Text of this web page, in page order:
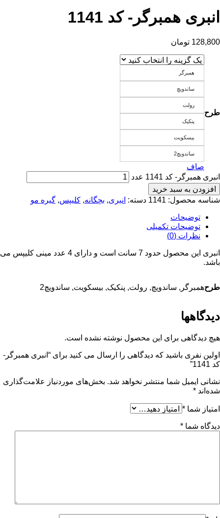
انبری همبرگر- کد 1141
128,800 تومان
طرح
همبرگر
ساندویچ
رولت
پنکیک
بیسکویت
ساندویچ2
صاف
انبری همبرگر- کد 1141 عدد
افزودن به سبد خرید
شناسه محصول: 1141 دسته: انبری, بچگانه, کلیپس, گیره مو
توضیحات
توضیحات تکمیلی
نظرات (0)
انبری این محصول حدود 7 سانت است و دارای 4 عدد مینی کلیپس می
باشد.
طرحهمبرگر, ساندویچ, رولت, پنکیک, بیسکویت, ساندویچ2
دیدگاهها
هیچ دیدگاهی برای این محصول نوشته نشده است.
اولین نفری باشید که دیدگاهی را ارسال می کنید برای “انبری همبرگر-
کد 1141”
نشانی ایمیل شما منتشر نخواهد شد. بخش‌های موردنیاز علامت‌گذاری
شده‌اند *
امتیاز شما *
دیدگاه شما *